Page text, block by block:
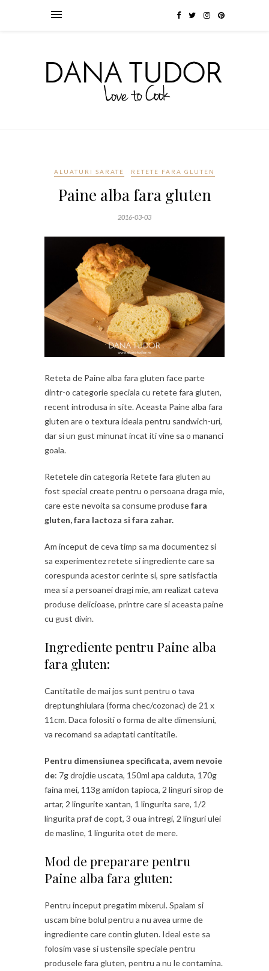
ALUATURI SARATE RETETE FARA GLUTEN
Paine alba fara gluten
2016-03-03
Reteta de Paine alba fara gluten face parte
dintr-o categorie speciala cu retete fara gluten,
recent introdusa in site. Aceasta Paine alba fara
gluten are o textura ideala pentru sandwich-uri,
dar si un gust minunat incat iti vine sa o mananci
goala.
Retetele din categoria Retete fara gluten au
fost special create pentru o persoana draga mie,
care este nevoita sa consume produsefara
gluten, fara lactoza si fara zahar.
Am inceput de ceva timp sa ma documentez si
sa experimentez retete si ingrediente care sa
corespunda acestor cerinte si, spre satisfactia
mea si a persoanei dragi mie, am realizat cateva
produse delicioase, printre care si aceasta paine
cu gust divin.
Ingrediente pentru Paine alba
fara gluten:
Cantitatile de mai jos sunt pentru o tava
dreptunghiulara (forma chec/cozonac) de 21 x
11cm. Daca folositi o forma de alte dimensiuni,
va recomand sa adaptati cantitatile.
Pentru dimensiunea specificata, avem nevoie
de: 7g drojdie uscata, 150ml apa calduta, 170g
faina mei, 113g amidon tapioca, 2 linguri sirop de
artar, 2 lingurite xantan, 1 lingurita sare, 1/2
lingurita praf de copt, 3 oua intregi, 2 linguri ulei
de masline, 1 lingurita otet de mere.
Mod de preparare pentru
Paine alba fara gluten:
Pentru inceput pregatim mixerul. Spalam si
uscam bine bolul pentru a nu avea urme de
ingrediente care contin gluten. Ideal este sa
folosim vase si ustensile speciale pentru
produsele fara gluten, pentru a nu le contamina.